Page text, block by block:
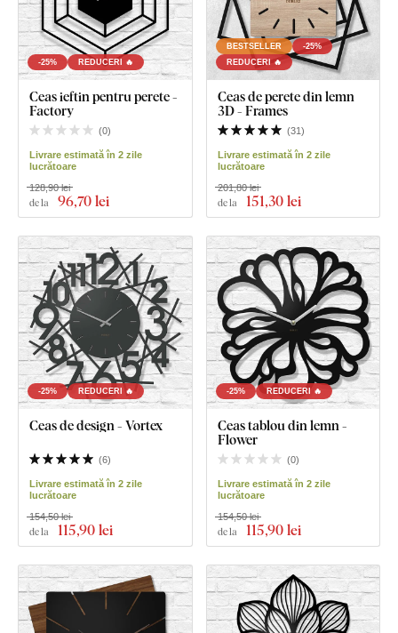
-25% REDUCERI 🔥
Ceas ieftin pentru perete -
Factory
(0)
Livrare estimată în 2 zile
lucrătoare
de la 96,70 lei
128,90 lei
BESTSELLER
-25%
REDUCERI 🔥
Ceas de perete din lemn
3D - Frames
(31)
Livrare estimată în 2 zile
lucrătoare
de la 151,30 lei
201,80 lei
-25% REDUCERI 🔥
Ceas de design - Vortex
(6)
Livrare estimată în 2 zile
lucrătoare
de la 115,90 lei
154,50 lei
-25% REDUCERI 🔥
Ceas tablou din lemn -
Flower
(0)
Livrare estimată în 2 zile
lucrătoare
de la 115,90 lei
154,50 lei